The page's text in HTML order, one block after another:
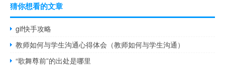
猜你想看的文章
gif快手攻略
教师如何与学生沟通心得体会（教师如何与学生沟通）
“歌舞尊前”的出处是哪里